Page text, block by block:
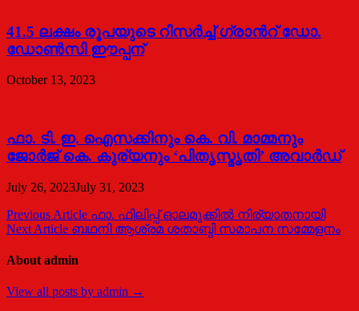
41.5 ലക്ഷം രൂപയുടെ റിസര്‍ച്ച് ഗ്രാന്‍റ് ഡോ.
ഡോണ്‍സി ഈപ്പന്
October 13, 2023
ഫാ. ടി. ഇ. ഐസക്കിനും കെ. വി. മാമ്മനും
ജോര്‍ജ് കെ. കുര്യനും ‘പിതൃസ്മൃതി’ അവാര്‍ഡ്
July 26, 2023July 31, 2023
Post
navigation
Previous Article ഫാ. ഫിലിപ്പ് ഓലമുക്കിൽ നിര്യാതനായി
Next Article ബഥനി ആശ്രമ ശതാബ്ദി സമാപന സമ്മേളനം
About admin
View all posts by admin →